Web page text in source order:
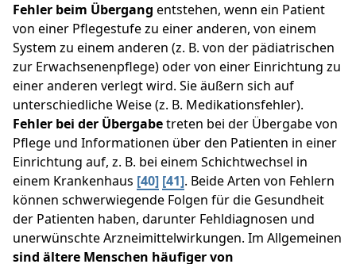
Fehler beim Übergang entstehen, wenn ein Patient
von einer Pflegestufe zu einer anderen, von einem
System zu einem anderen (z. B. von der pädiatrischen
zur Erwachsenenpflege) oder von einer Einrichtung zu
einer anderen verlegt wird. Sie äußern sich auf
unterschiedliche Weise (z. B. Medikationsfehler).
Fehler bei der Übergabetreten bei der Übergabe von
Pflege und Informationen über den Patienten in einer
Einrichtung auf, z. B. bei einem Schichtwechsel in
einem Krankenhaus [40] [41]. Beide Arten von Fehlern
können schwerwiegende Folgen für die Gesundheit
der Patienten haben, darunter Fehldiagnosen und
unerwünschte Arzneimittelwirkungen. Im Allgemeinen
sind ältere Menschen häufiger von